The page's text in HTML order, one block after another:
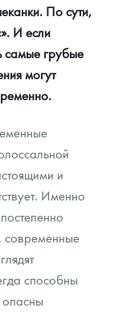
По сути,
И если
самые грубые
могут
и
Именно
современные
способны
опасны